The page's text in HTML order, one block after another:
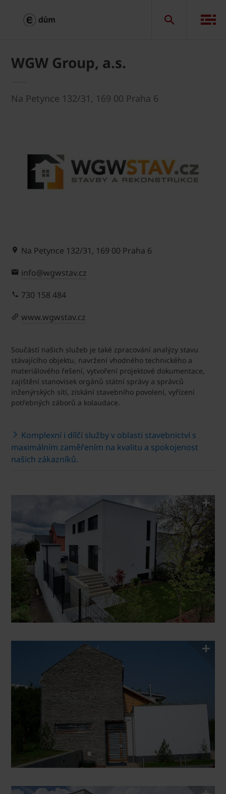
WGW Group, a.s.
Na Petynce 132/31, 169 00 Praha 6
Na Petynce 132/31, 169 00 Praha 6
info@wgwstav.cz
730 158 484
www.wgwstav.cz
Součástí našich služeb je také zpracování analýzy stavu
stávajícího objektu, navržení vhodného technického a
materiálového řešení, vytvoření projektové dokumentace,
zajištění stanovisek orgánů státní správy a správců
inženýrských sítí, získání stavebního povolení, vyřízení
potřebných záborů a kolaudace.
Komplexní i dílčí služby v oblasti stavebnictví s
maximálním zaměřením na kvalitu a spokojenost
našich zákazníků.